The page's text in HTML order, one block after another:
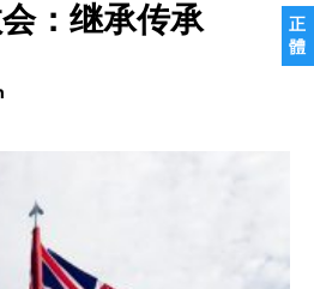
正
體
解经式讲道与神学
萄牙语
里语
马尼亚语
：继承传承